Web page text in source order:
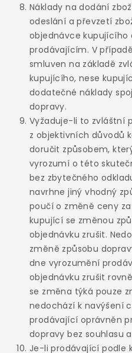
Náklady na dodání
odeslání a převzetí
objednávce kupujícího
prodávajícím. V
smluven na základě
kupujícího, nese
dodatečné náklady
dopravy.
Vyžaduje-li to zvláštní
z objektivních důvodů
doručit způsobem,
vyrozumí o této
bez zbytečného
navrhne jiný vhodný
poučí o změně ceny
kupující se změnou
objednávku zrušit.
změně způsobu
dne vyrozumění
objednávku zrušit
se změna týká pouze
nedochází k navýšení
prodávající oprávněn
dopravy bez souhlasu
Je-li prodávající podle